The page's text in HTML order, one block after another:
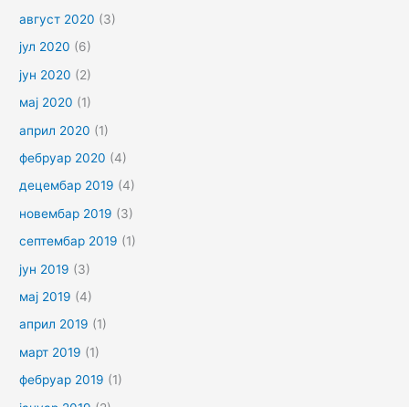
август 2020 (3)
јул 2020 (6)
јун 2020 (2)
мај 2020 (1)
април 2020 (1)
фебруар 2020 (4)
децембар 2019 (4)
новембар 2019 (3)
септембар 2019 (1)
јун 2019 (3)
мај 2019 (4)
април 2019 (1)
март 2019 (1)
фебруар 2019 (1)